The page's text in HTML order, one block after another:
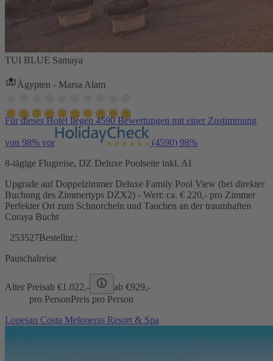
TUI BLUE Samaya
Ägypten - Marsa Alam
Für dieses Hotel liegen 4590 Bewertungen mit einer Zustimmung
von 98% vor (4590) 98%
8-tägige Flugreise, DZ Deluxe Poolseite inkl. AI
Upgrade auf Doppelzimmer Deluxe Family Pool View (bei direkter
Buchung des Zimmertyps DZX2) - Wert: ca. € 220,- pro Zimmer
Perfekter Ort zum Schnorcheln und Tauchen an der traumhaften
Coraya Bucht
253527Bestellnr.:
Pauschalreise
Alter Preisab €1.022,- ab €929,-
pro PersonPreis pro Person
Lopesan Costa Meloneras Resort & Spa